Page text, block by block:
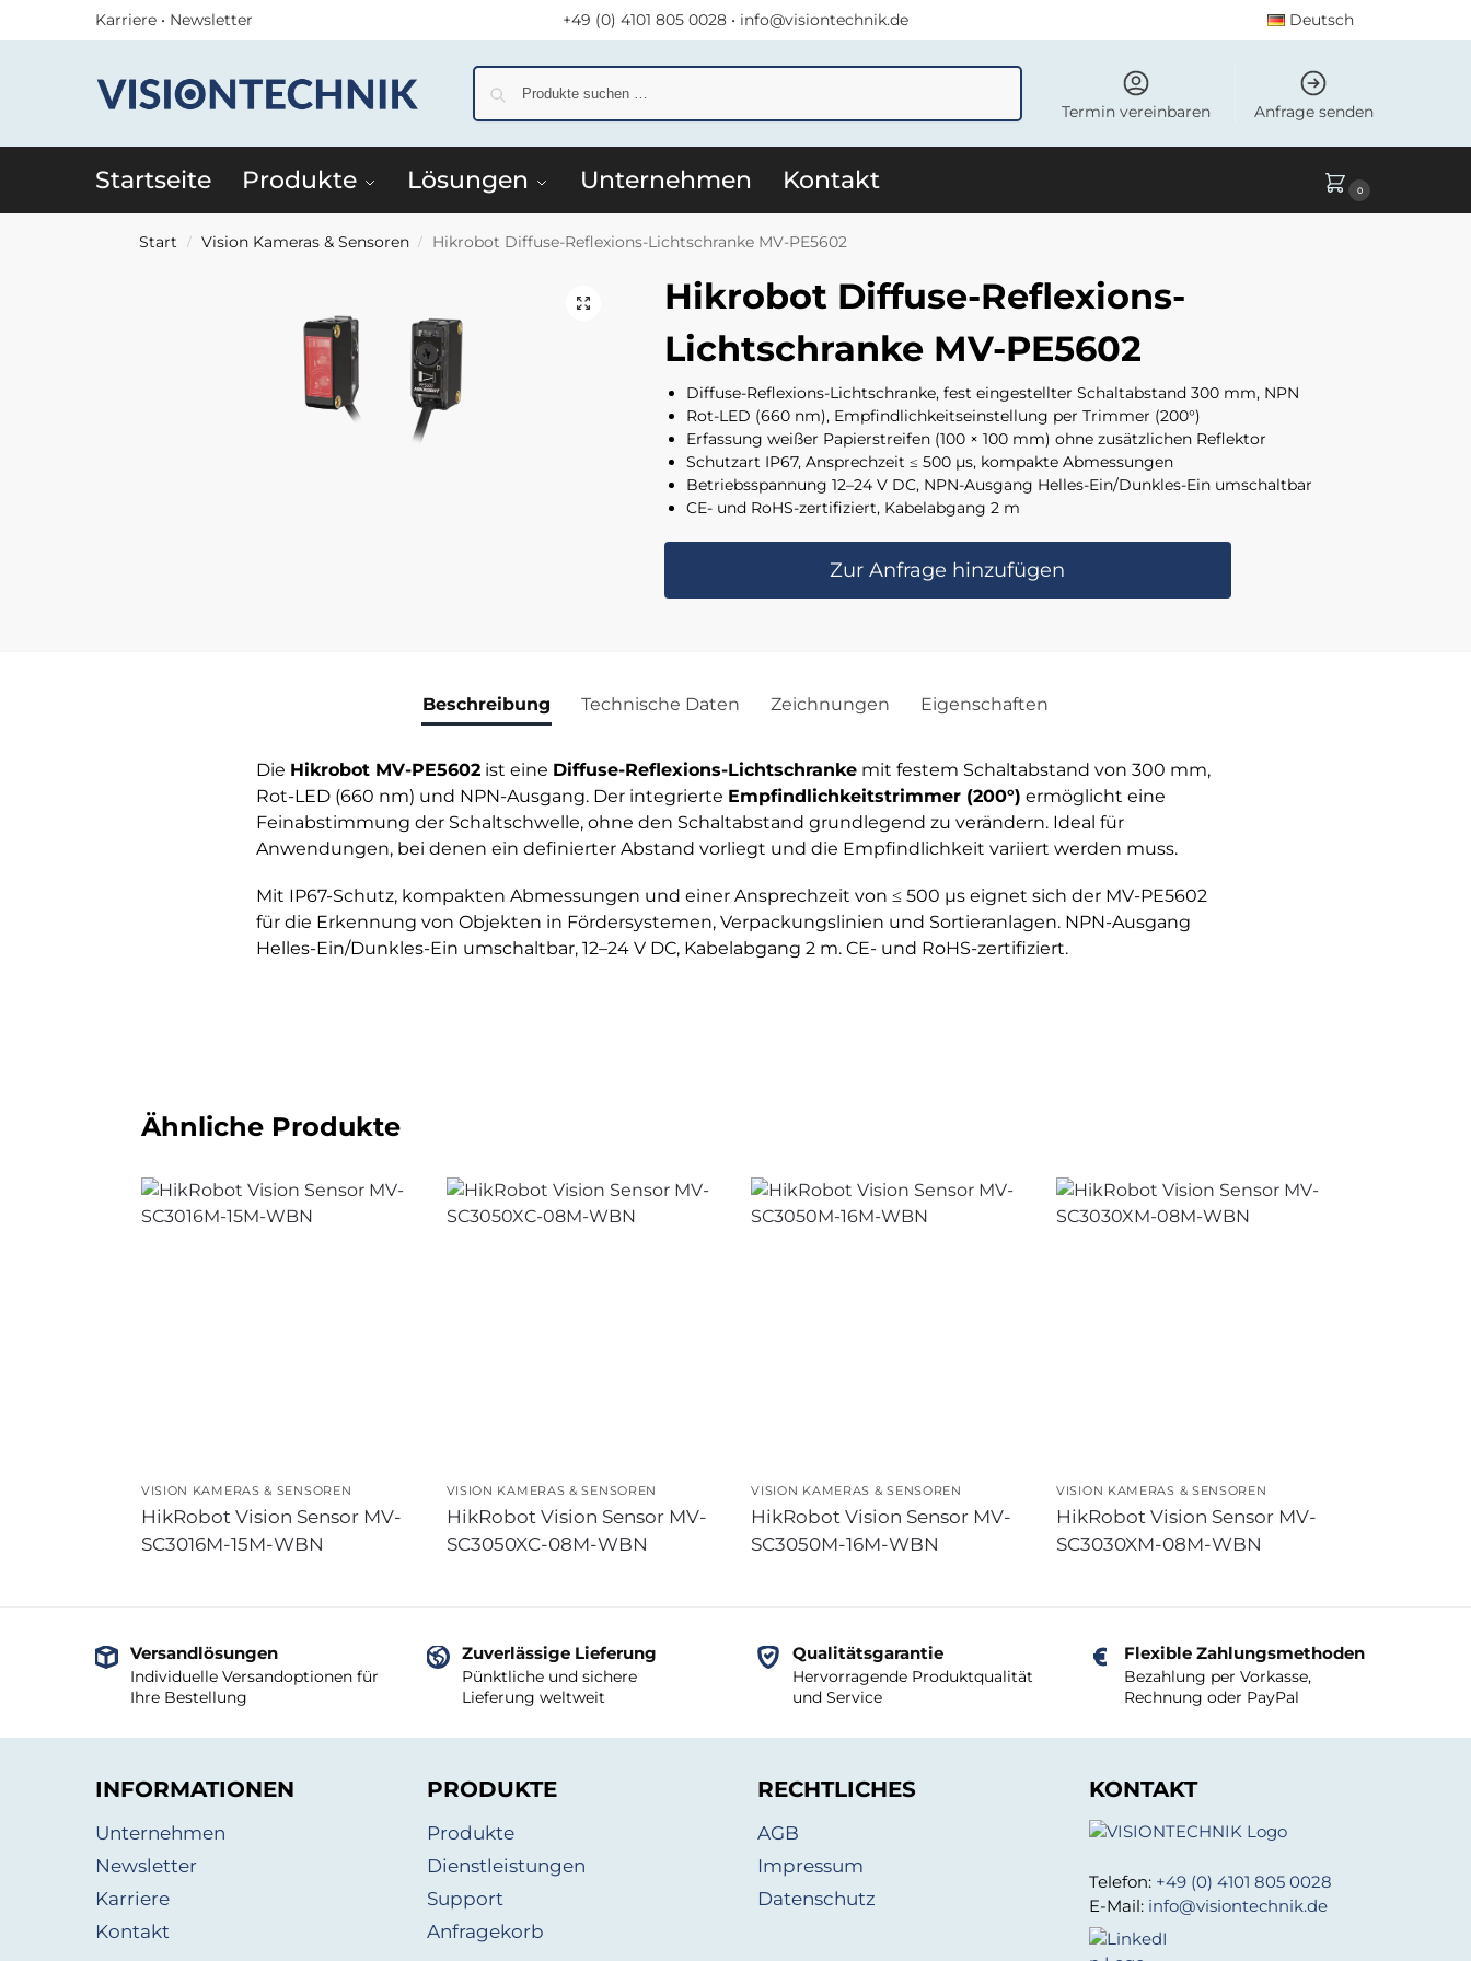
Karriere • Newsletter +49 (0) 4101 805 0028 • info@visiontechnik.de Deutsch
Termin vereinbaren Anfrage senden
Startseite Produkte Lösungen Unternehmen Kontakt 0
Start / Vision Kameras & Sensoren / Hikrobot Diffuse-Reflexions-Lichtschranke MV-PE5602
Hikrobot Diffuse-Reflexions-
Lichtschranke MV-PE5602
Diffuse-Reflexions-Lichtschranke, fest eingestellter Schaltabstand 300 mm, NPN
Rot-LED (660 nm), Empfindlichkeitseinstellung per Trimmer (200°)
Erfassung weißer Papierstreifen (100 × 100 mm) ohne zusätzlichen Reflektor
Schutzart IP67, Ansprechzeit ≤ 500 µs, kompakte Abmessungen
Betriebsspannung 12–24 V DC, NPN-Ausgang Helles-Ein/Dunkles-Ein umschaltbar
CE- und RoHS-zertifiziert, Kabelabgang 2 m
Zur Anfrage hinzufügen
Beschreibung Technische Daten Zeichnungen Eigenschaften
Die Hikrobot MV-PE5602ist eine Diffuse-Reflexions-Lichtschrankemit festem Schaltabstand von 300 mm,
Rot-LED (660 nm) und NPN-Ausgang. Der integrierte Empfindlichkeitstrimmer (200°) ermöglicht eine
Feinabstimmung der Schaltschwelle, ohne den Schaltabstand grundlegend zu verändern. Ideal für
Anwendungen, bei denen ein definierter Abstand vorliegt und die Empfindlichkeit variiert werden muss.
Mit IP67-Schutz, kompakten Abmessungen und einer Ansprechzeit von ≤ 500 µs eignet sich der MV-PE5602
für die Erkennung von Objekten in Fördersystemen, Verpackungslinien und Sortieranlagen. NPN-Ausgang
Helles-Ein/Dunkles-Ein umschaltbar, 12–24 V DC, Kabelabgang 2 m. CE- und RoHS-zertifiziert.
Ähnliche Produkte
VISION KAMERAS & SENSOREN
HikRobot Vision Sensor MV-
SC3016M-15M-WBN
VISION KAMERAS & SENSOREN
HikRobot Vision Sensor MV-
SC3050XC-08M-WBN
VISION KAMERAS & SENSOREN
HikRobot Vision Sensor MV-
SC3050M-16M-WBN
VISION KAMERAS & SENSOREN
HikRobot Vision Sensor MV-
SC3030XM-08M-WBN
Versandlösungen
Individuelle Versandoptionen für
Ihre Bestellung
Zuverlässige Lieferung
Pünktliche und sichere
Lieferung weltweit
Qualitätsgarantie
Hervorragende Produktqualität
und Service
Flexible Zahlungsmethoden
Bezahlung per Vorkasse,
Rechnung oder PayPal
INFORMATIONEN
Unternehmen
Newsletter
Karriere
Kontakt
PRODUKTE
Produkte
Dienstleistungen
Support
Anfragekorb
RECHTLICHES
AGB
Impressum
Datenschutz
KONTAKT
Telefon: +49 (0) 4101 805 0028
E-Mail: info@visiontechnik.de